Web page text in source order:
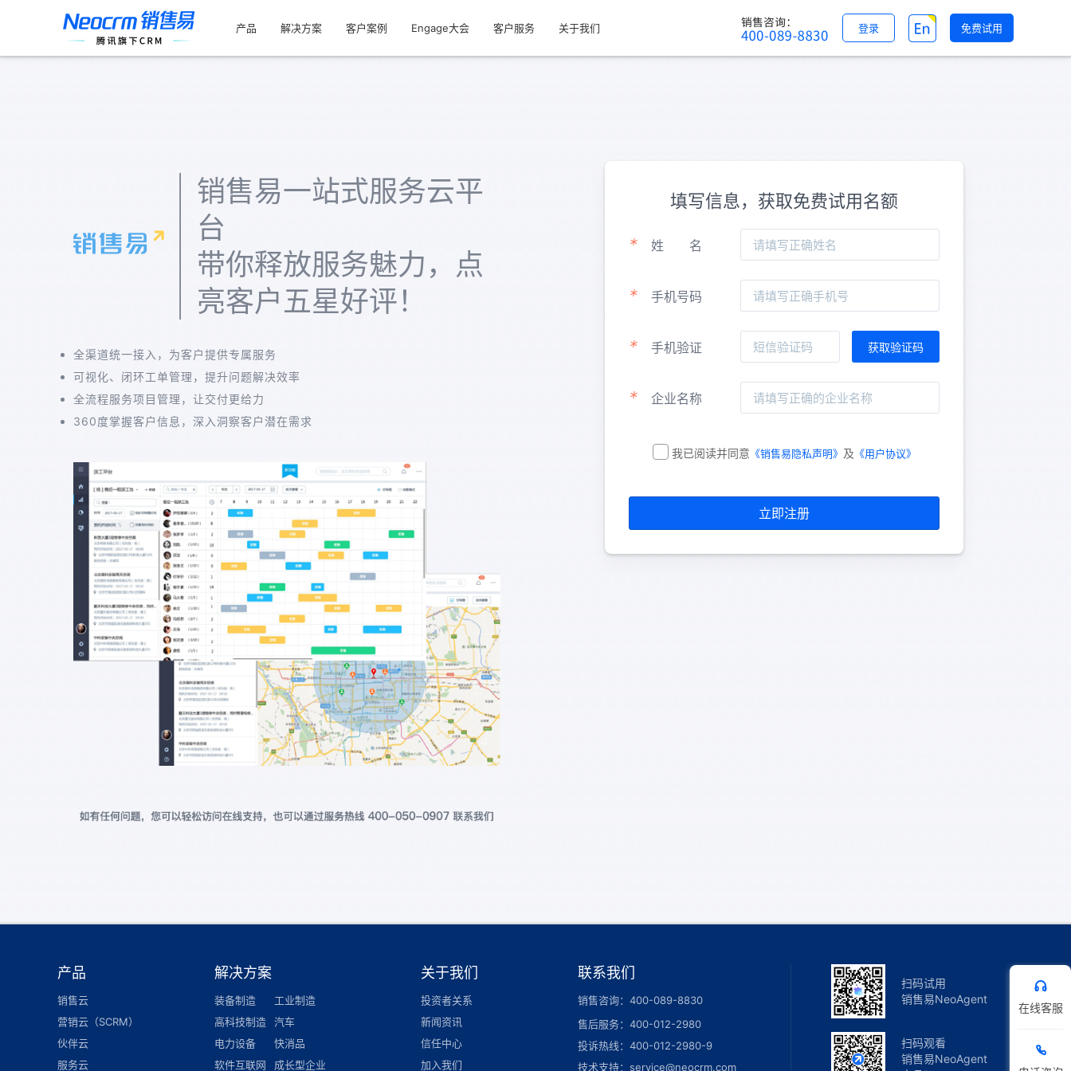
产品 解决方案 客户案例 Engage大会 客户服务 关于我们 免费试用
登录
销售易一站式服务云平
台
带你释放服务魅力，点
亮客户五星好评！
全渠道统一接入，为客户提供专属服务
可视化、闭环工单管理，提升问题解决效率
全流程服务项目管理，让交付更给力
360度掌握客户信息，深入洞察客户潜在需求
填写信息，获取免费试用名额
* 姓 名
* 手机号码
* 手机验证
* 企业名称
我已阅读并同意 《销售易隐私声明》 及 《用户协议》
立即注册
产品
销售云
营销云（SCRM）
伙伴云
服务云
解决方案
装备制造
工业制造
高科技制造
汽车
电力设备
快消品
软件互联网
成长型企业
关于我们
投资者关系
新闻资讯
信任中心
加入我们
联系我们
销售咨询：400-089-8830
售后服务：400-012-2980
投诉热线：400-012-2980-9
技术支持：service@neocrm.com
扫码试用
销售易NeoAgent
扫码观看
销售易NeoAgent
在线客服